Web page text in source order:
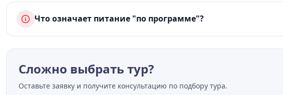
Что означает питание "по программе"?
Сложно выбрать тур?
Оставьте заявку и получите консультацию по подбору тура.